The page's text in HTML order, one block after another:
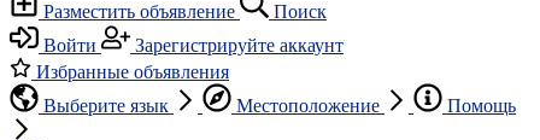
Разместить объявление
Поиск
Войти
Зарегистрируйте аккаунт
Избранные объявления
Выберите язык
Местоположение Помощь